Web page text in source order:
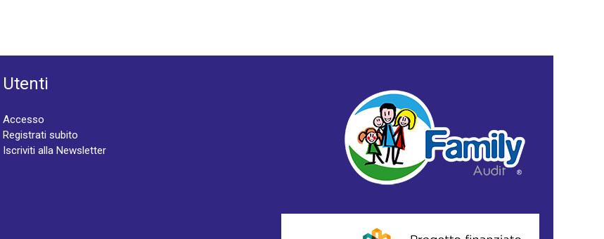
Utenti
Accesso
Registrati subito
Iscriviti alla Newsletter